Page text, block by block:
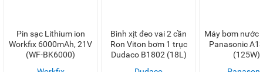
Pin sạc Lithium ion
Workfix 6000mAh, 21V
(WF-BK6000)
Bình xịt đeo vai 2 cần
Ron Viton bơm 1 trục
Dudaco B1802 (18L)
Máy bơm nước
Panasonic
(125W)